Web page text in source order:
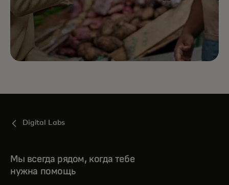
Digital Labs
Мы всегда рядом, когда тебе
нужна помощь